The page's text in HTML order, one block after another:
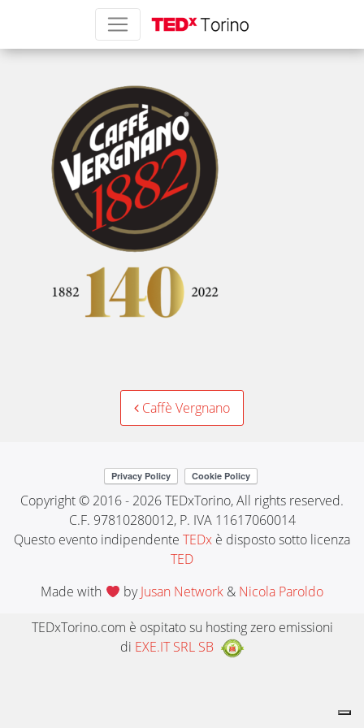
vergnano-web
Caffè Vergnano
Copyright © 2016 - 2026 TEDxTorino, All rights reserved.
C.F. 97810280012, P. IVA 11617060014
Questo evento indipendente TEDx è disposto sotto licenza
TED
Made with
byJusan Network& Nicola Paroldo
TEDxTorino.com è ospitato su hosting zero emissioni
di EXE.IT SRL SB